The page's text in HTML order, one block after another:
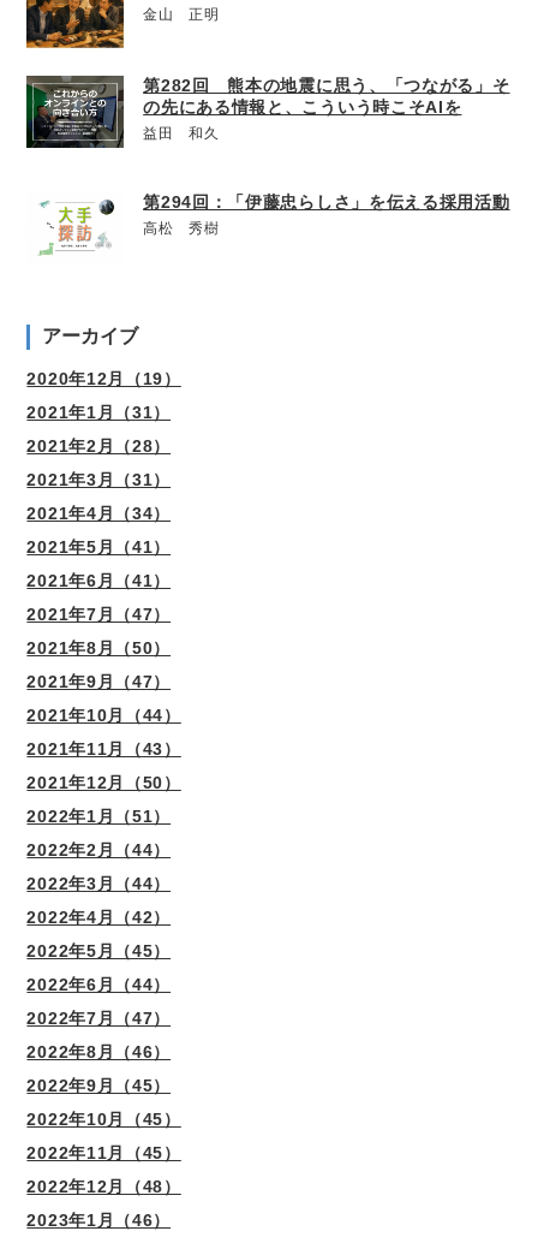
金山 正明
第282回 熊本の地震に思う、「つながる」そ
の先にある情報と、こういう時こそAIを
益田 和久
第294回：「伊藤忠らしさ」を伝える採用活動
高松 秀樹
アーカイブ
2020年12月（19）
2021年1月（31）
2021年2月（28）
2021年3月（31）
2021年4月（34）
2021年5月（41）
2021年6月（41）
2021年7月（47）
2021年8月（50）
2021年9月（47）
2021年10月（44）
2021年11月（43）
2021年12月（50）
2022年1月（51）
2022年2月（44）
2022年3月（44）
2022年4月（42）
2022年5月（45）
2022年6月（44）
2022年7月（47）
2022年8月（46）
2022年9月（45）
2022年10月（45）
2022年11月（45）
2022年12月（48）
2023年1月（46）